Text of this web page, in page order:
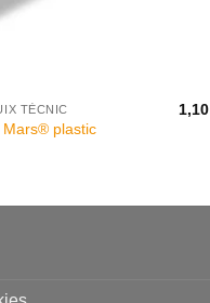
TÈCNIC
Mars® plastic
1,10